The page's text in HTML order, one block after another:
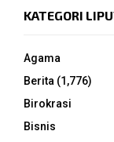
KATEGORI
Agama
Berita (1,776)
Birokrasi
Bisnis